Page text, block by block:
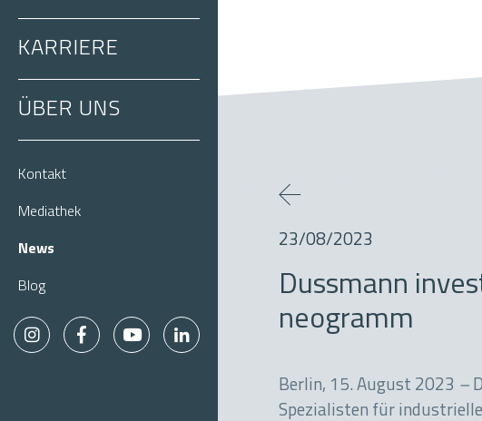
KARRIERE
ÜBER UNS
Kontakt
Mediathek
News
Blog
23/08/2023
Dussmann
neogramm
Berlin, 15. August 2023 –
Spezialisten für